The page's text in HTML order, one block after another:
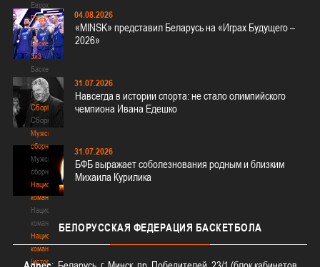
Еврокубки
Разное
Разное
Баскетбол
3х3
Баскетбол
3х3
Лого[modid=121]
Сборные
Сборные
Мужские
сборные
Мужские
сборные
Национальная
команда
Национальная
команда
Национальная
команда
(история)
04.08.2026
«MINSK» представил Беларусь на «Играх Будущего –
2026»
31.07.2026
Навсегда в истории спорта: не стало олимпийского
чемпиона Ивана Едешко
31.07.2026
БФБ выражает соболезнования родным и близким
Михаила Курилика
БЕЛОРУССКАЯ ФЕДЕРАЦИЯ БАСКЕТБОЛА